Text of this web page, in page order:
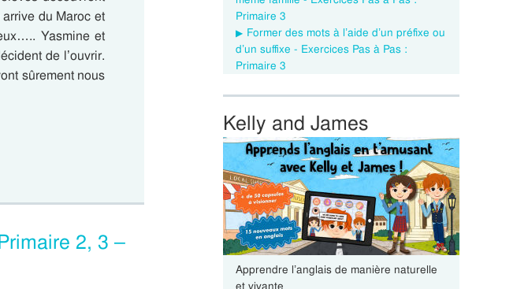
du Maroc et
Yasmine et
de l’ouvrir.
sûrement nous
2, 3 –
Primaire 3
Former des mots à l’aide d’un préfixe ou
d’un suffixe - Exercices Pas à Pas :
Primaire 3
Kelly and James
Apprendre l’anglais de manière naturelle
et vivante